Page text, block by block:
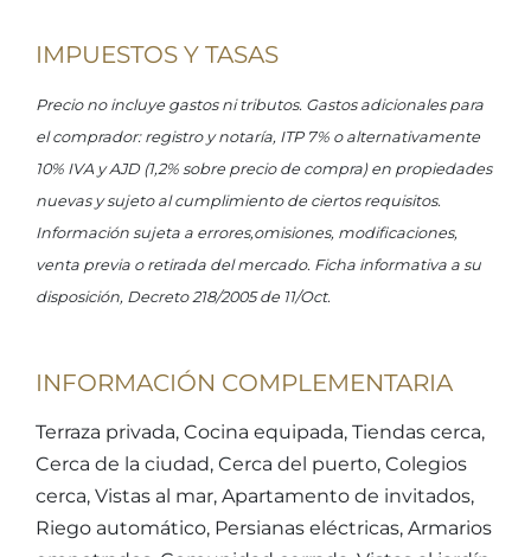
IMPUESTOS Y TASAS
Precio no incluye gastos ni tributos. Gastos adicionales para
el comprador: registro y notaría, ITP 7% o alternativamente
10% IVA y AJD (1,2% sobre precio de compra) en propiedades
nuevas y sujeto al cumplimiento de ciertos requisitos.
Información sujeta a errores,omisiones, modificaciones,
venta previa o retirada del mercado. Ficha informativa a su
disposición, Decreto 218/2005 de 11/Oct.
INFORMACIÓN COMPLEMENTARIA
Terraza privada, Cocina equipada, Tiendas cerca,
Cerca de la ciudad, Cerca del puerto, Colegios
cerca, Vistas al mar, Apartamento de invitados,
Riego automático, Persianas eléctricas, Armarios